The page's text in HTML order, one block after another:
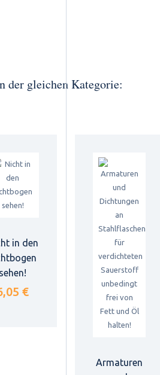
der gleichen Kategorie:
in den
sehen!
€
Armaturen